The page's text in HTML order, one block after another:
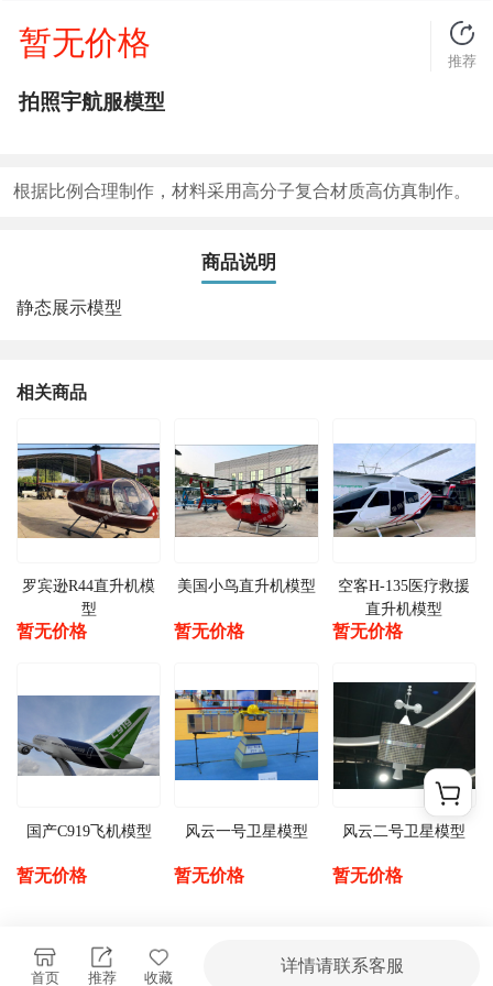
暂无价格
推荐
拍照宇航服模型
根据比例合理制作，材料采用高分子复合材质高仿真制作。
商品说明
静态展示模型
相关商品
罗宾逊R44直升机模
型
暂无价格
美国小鸟直升机模型
暂无价格
空客H-135医疗救援
直升机模型
暂无价格
国产C919飞机模型
暂无价格
风云一号卫星模型
暂无价格
风云二号卫星模型
暂无价格
首页 推荐 收藏
详情请联系客服